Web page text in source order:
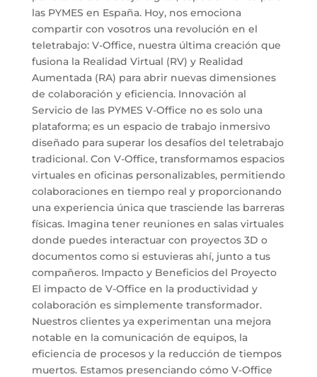
las PYMES en España. Hoy, nos emociona
compartir con vosotros una revolución en el
teletrabajo: V-Office, nuestra última creación que
fusiona la Realidad Virtual (RV) y Realidad
Aumentada (RA) para abrir nuevas dimensiones
de colaboración y eficiencia. Innovación al
Servicio de las PYMES V-Office no es solo una
plataforma; es un espacio de trabajo inmersivo
diseñado para superar los desafíos del teletrabajo
tradicional. Con V-Office, transformamos espacios
virtuales en oficinas personalizables, permitiendo
colaboraciones en tiempo real y proporcionando
una experiencia única que trasciende las barreras
físicas. Imagina tener reuniones en salas virtuales
donde puedes interactuar con proyectos 3D o
documentos como si estuvieras ahí, junto a tus
compañeros. Impacto y Beneficios del Proyecto
El impacto de V-Office en la productividad y
colaboración es simplemente transformador.
Nuestros clientes ya experimentan una mejora
notable en la comunicación de equipos, la
eficiencia de procesos y la reducción de tiempos
muertos. Estamos presenciando cómo V-Office